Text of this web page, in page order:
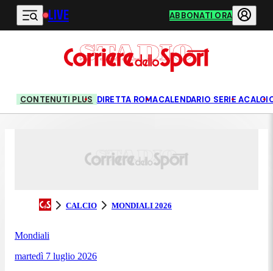
Vai al contenuto principale
LIVE ABBONATI ORA
CONTENUTI PLUS DIRETTA ROMACALENDARIO SERIE A
CALCIO MONDIALI 2026
Mondiali
martedì 7 luglio 2026